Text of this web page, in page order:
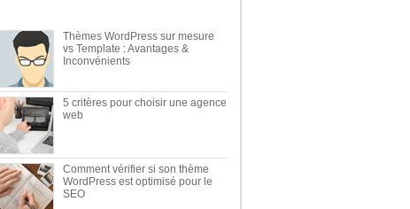
Thèmes WordPress sur mesure
vs Template : Avantages &
Inconvénients
5 critères pour choisir une agence
web
Comment vérifier si son thème
WordPress est optimisé pour le
SEO